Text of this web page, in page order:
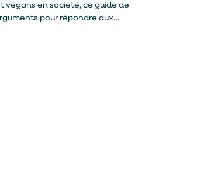
végans en société, ce guide de
pour répondre aux